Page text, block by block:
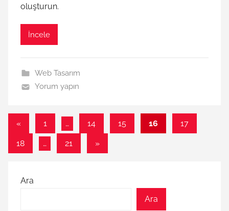
oluşturun.
İncele
Web Tasarım
Yorum yapın
Yazı
sayfalaması
«Önceki
yazılar
1 … 14 15 16 17
18 … 21
Sonraki
»
Ara
Ara